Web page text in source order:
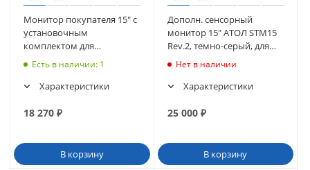
Монитор покупателя 15" с
установочным
комплектом для
сенсорного моноблока
Есть в наличии: 1
Характеристики
18 270 ₽
В корзину
Дополн. сенсорный
монитор 15" АТОЛ STM15
Rev.2, темно-серый, для
терминала JAZZ 15/16
Нет в наличии
Характеристики
25 000₽
В корзину